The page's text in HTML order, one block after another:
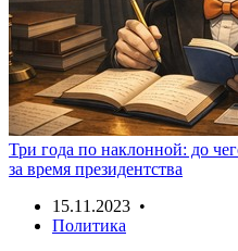
Три года по наклонной: до
за время президентства
15.11.2023 •
Политика